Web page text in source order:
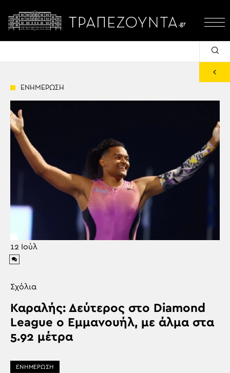
ΕΝΗΜΕΡΩΣΗ
12 Ιούλ
Σχόλια
Καραλής: Δεύτερος στο Diamond
League ο Εμμανουήλ, με άλμα στα
5.92 μέτρα
ΕΝΗΜΕΡΩΣΗ